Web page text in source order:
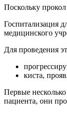
Поскольку
Госпитализация
медицинского
Для проведения
киста,
Первые
пациента, они